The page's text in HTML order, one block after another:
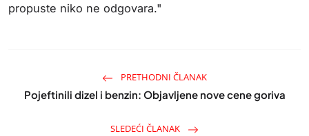
propuste niko ne odgovara."
PRETHODNI ČLANAK
Pojeftinili dizel i benzin: Objavljene nove cene goriva
SLEDEĆI ČLANAK